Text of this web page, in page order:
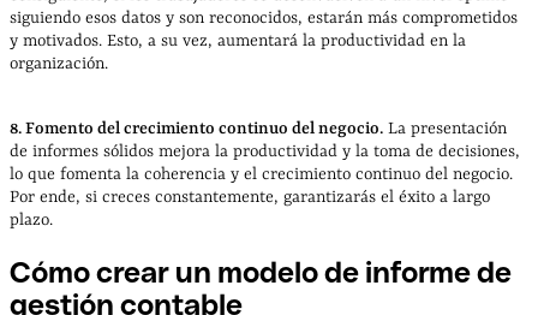
siguiendo esos datos y son reconocidos, estarán más comprometidos
y motivados. Esto, a su vez, aumentará la productividad en la
organización.
8. Fomento del crecimiento continuo del negocio. La presentación
de informes sólidos mejora la productividad y la toma de decisiones,
lo que fomenta la coherencia y el crecimiento continuo del negocio.
Por ende, si creces constantemente, garantizarás el éxito a largo
plazo.
Cómo crear un modelo de informe de
gestión contable